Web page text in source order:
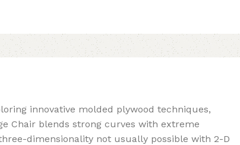
innovative molded plywood techniques,
Chair blends strong curves with extreme
dimensionality not usually possible with 2-D